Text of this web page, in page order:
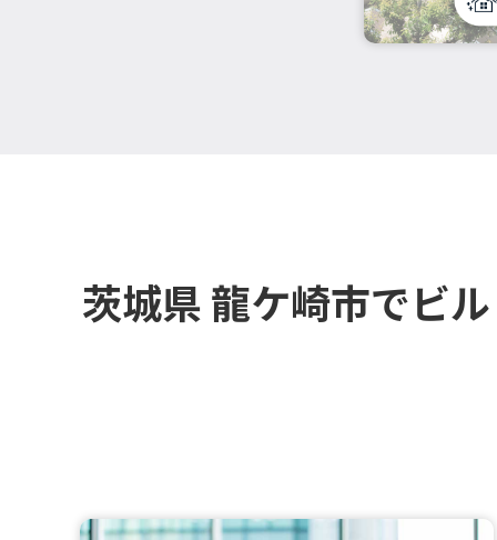
茨城県 龍ケ崎市でビ